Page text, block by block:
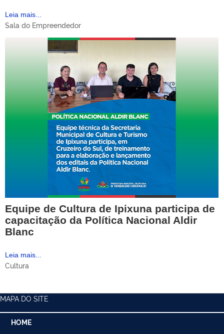
Leia mais...
Sala do Empreendedor
Equipe de Cultura de Ipixuna participa de
capacitação da Política Nacional Aldir
Blanc
Leia mais...
Cultura
MAPA DO SITE
HOME